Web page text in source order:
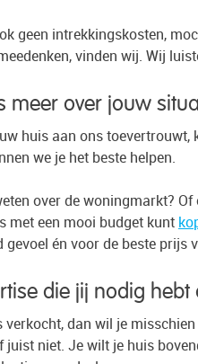
geen intrekkingskosten,
vinden wij. Wij
meer over jouw
huis aan ons
we je het beste helpen.
over de woningmarkt?
met een mooi budget kunt
gevoel én voor de beste prijs
die jij nodig hebt
verkocht, dan wil je
juist niet. Je wilt je huis